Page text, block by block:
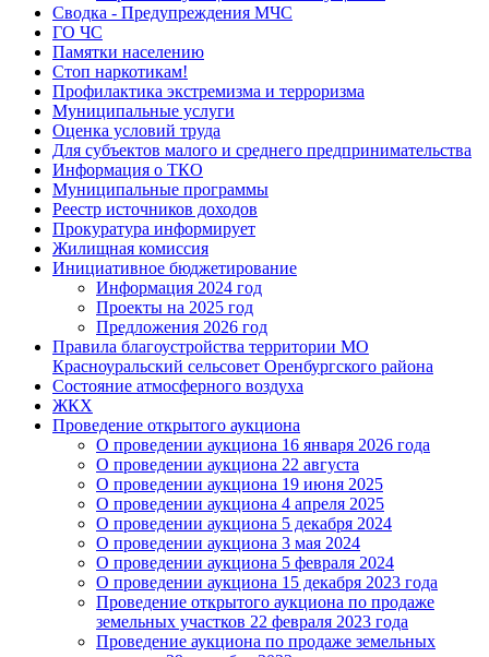
Сводка - Предупреждения МЧС
ГО ЧС
Памятки населению
Стоп наркотикам!
Профилактика экстремизма и терроризма
Муниципальные услуги
Оценка условий труда
Для субъектов малого и среднего предпринимательства
Информация о ТКО
Муниципальные программы
Реестр источников доходов
Прокуратура информирует
Жилищная комиссия
Инициативное бюджетирование
Информация 2024 год
Проекты на 2025 год
Предложения 2026 год
Правила благоустройства территории МО
Красноуральский сельсовет Оренбургского района
Состояние атмосферного воздуха
ЖКХ
Проведение открытого аукциона
О проведении аукциона 16 января 2026 года
О проведении аукциона 22 августа
О проведении аукциона 19 июня 2025
О проведении аукциона 4 апреля 2025
О проведении аукциона 5 декабря 2024
О проведении аукциона 3 мая 2024
О проведении аукциона 5 февраля 2024
О проведении аукциона 15 декабря 2023 года
Проведение открытого аукциона по продаже
земельных участков 22 февраля 2023 года
Проведение аукциона по продаже земельных